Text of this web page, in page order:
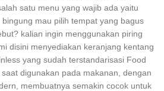
satu menu yang wajib ada yaitu
mau pilih tempat yang bagus
kalian ingin menggunakan piring
disini menyediakan keranjang kentang
yang sudah terstandarisasi Food
digunakan pada makanan, dengan
membuatnya semakin cocok untuk